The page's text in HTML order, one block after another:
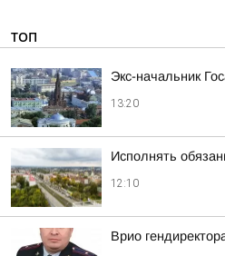
ТОП
Экс-начальник
13:20
Исполнять
12:10
Врио